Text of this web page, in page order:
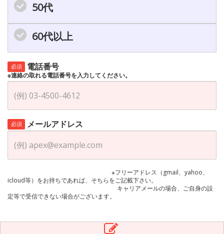
50代
60代以上
必須 電話番号
※連絡の取れる電話番号を入力してください。
必須 メールアドレス
※フリーアドレス（gmail、yahoo、
icloud等）をお持ちであれば、そちらをご記載下さい。
キャリアメールの場合、ご自身の設
定等で受信できない場合がございます。